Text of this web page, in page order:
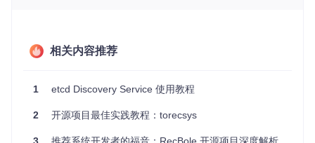
可扩展性 ：通过设置环境变量或命令行参数，可以在各种环
可靠：与etcd紧密集成，保证了数据的一致性和可用性。
相关内容推荐
1 etcd Discovery Service 使用教程
2 开源项目最佳实践教程：torecsys